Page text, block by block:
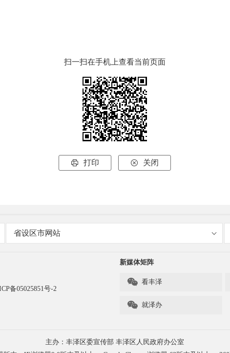
扫一扫在手机上查看当前页面
 打印  关闭
省设区市网站
备05025851号-2
新媒体矩阵
 看丰泽
 就泽办
主办：丰泽区委宣传部 丰泽区人民政府办公室